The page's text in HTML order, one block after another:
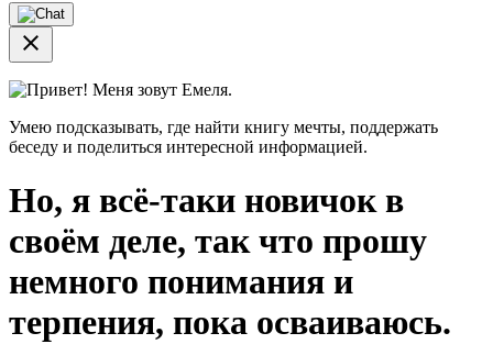
close
Привет! Меня зовут Емеля.
Умею подсказывать, где найти книгу мечты, поддержать
беседу и поделиться интересной информацией.
Но, я всё-таки новичок в
своём деле, так что прошу
немного понимания и
терпения, пока осваиваюсь.